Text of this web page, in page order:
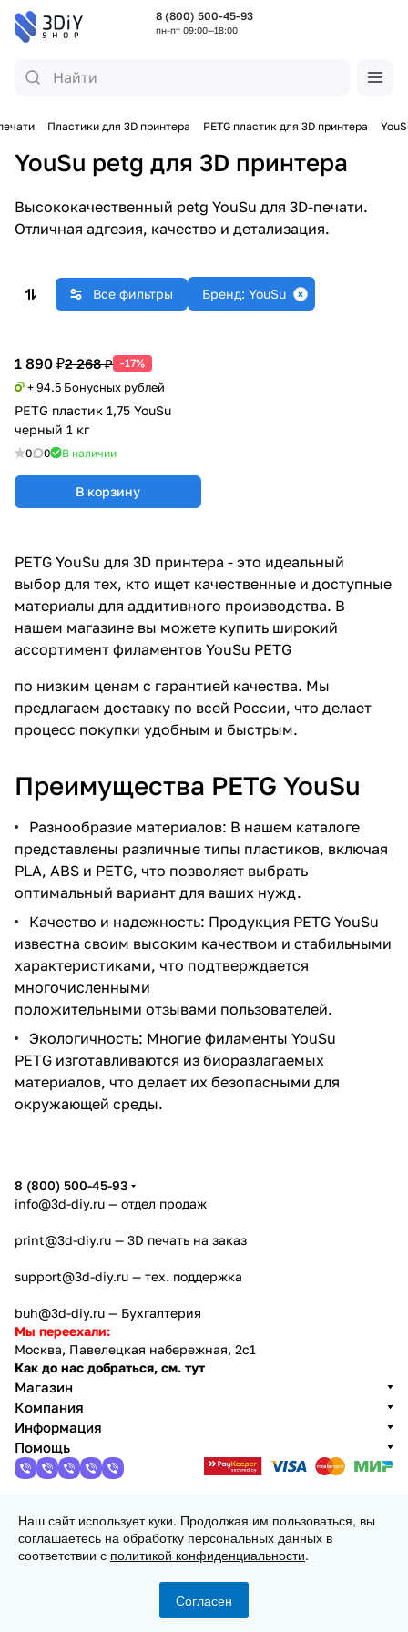
8 (800) 500-45-93
пн-пт 09:00—18:00
Пластики для 3D принтера PETG пластик для 3D принтера
YouSu petg для 3D принтера
Высококачественный petg YouSu для 3D-печати.
Отличная адгезия, качество и детализация.
Все фильтры Бренд: YouSu
1 890 ₽2 268 ₽ -17%
+ 94.5 Бонусных рублей
PETG пластик 1,75 YouSu
черный 1 кг
0 0 В наличии
В корзину
PETG YouSu для 3D принтера - это идеальный
выбор для тех, кто ищет качественные и доступные
материалы для аддитивного производства. В
нашем магазине вы можете купить широкий
ассортимент филаментов YouSu PETG
по низким ценам с гарантией качества. Мы
предлагаем доставку по всей России, что делает
процесс покупки удобным и быстрым.
Преимущества PETG YouSu
Разнообразие материалов: В нашем каталоге
представлены различные типы пластиков, включая
PLA, ABS и PETG, что позволяет выбрать
оптимальный вариант для ваших нужд.
Качество и надежность: Продукция PETG YouSu
известна своим высоким качеством и стабильными
характеристиками, что подтверждается
многочисленными
положительными отзывами пользователей.
Экологичность: Многие филаменты YouSu
PETG изготавливаются из биоразлагаемых
материалов, что делает их безопасными для
окружающей среды.
8 (800) 500-45-93
info@3d-diy.ru — отдел продаж
print@3d-diy.ru — 3D печать на заказ
support@3d-diy.ru — тех. поддержка
buh@3d-diy.ru — Бухгалтерия
Мы переехали:
Москва, Павелецкая набережная, 2с1
Как до нас добраться, см. тут
Магазин
Компания
Информация
Помощь
2013 - 2026 © 3DiY (Тридиай) - интернет-магазин
комплектующих для 3D принтеров, ЧПУ станков и
робототехники
Наш сайт использует куки. Продолжая им пользоваться, вы
соглашаетесь на обработку персональных данных в
соответствии с политикой конфиденциальности.
Согласен